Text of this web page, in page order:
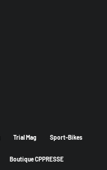
Trial Mag Sport-Bikes
Boutique CPPRESSE